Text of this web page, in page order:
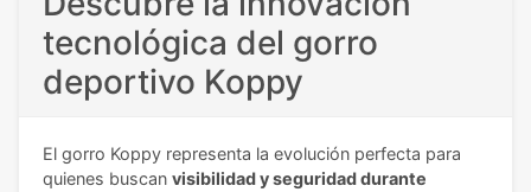
tecnológica del gorro
deportivo Koppy
El gorro Koppy representa la evolución perfecta para
quienes buscan visibilidad y seguridad durante